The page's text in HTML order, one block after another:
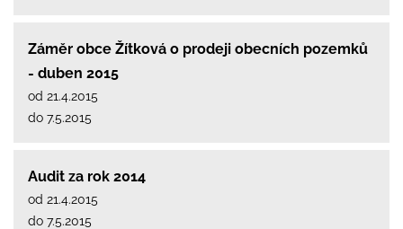
Záměr obce Žítková o prodeji obecních pozemků
- duben 2015
od 21.4.2015
do 7.5.2015
Audit za rok 2014
od 21.4.2015
do 7.5.2015